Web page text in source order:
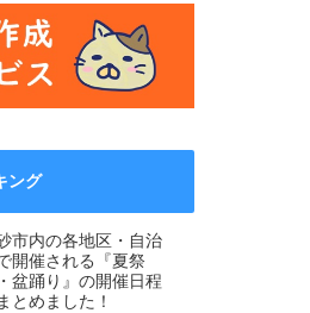
ング
市内の各地区・自治
開催される『夏祭
盆踊り』の開催日程
とめました！